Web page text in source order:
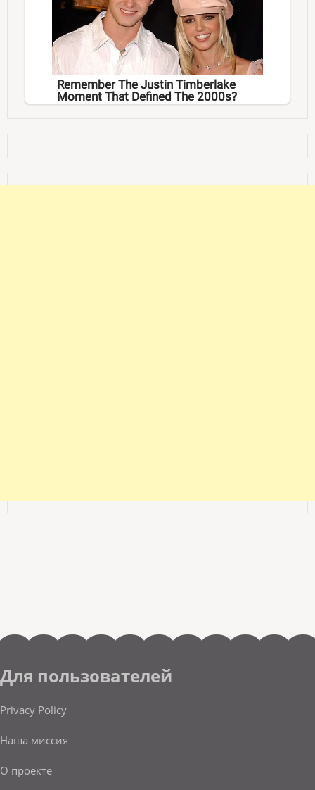
Remember The Justin Timberlake
Moment That Defined The 2000s?
Для пользователей
Privacy Policy
Наша миссия
О проекте